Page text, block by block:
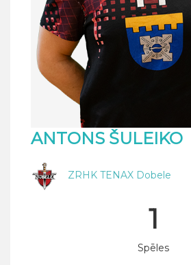
ANTONS ŠULEIKO
ZRHK TENAX Dobele
1
Spēles